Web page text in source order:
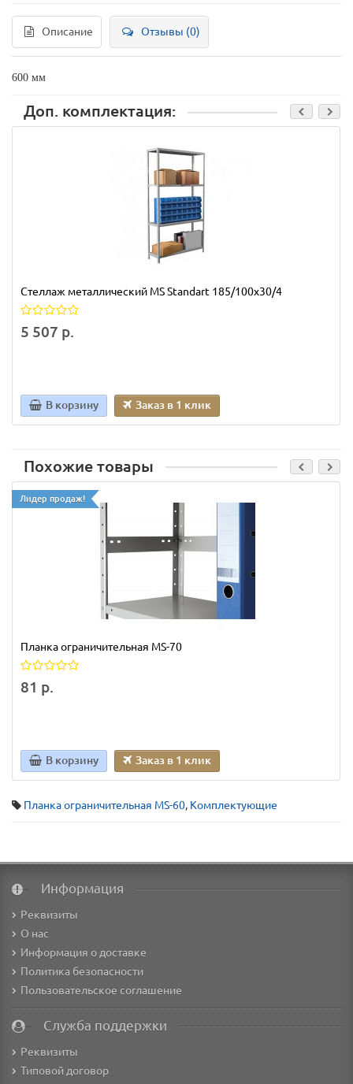
Описание Отзывы (0)
600 мм
Доп. комплектация:
Стеллаж металлический MS Standart 185/100x30/4
5 507 р.
В корзину Заказ в 1 клик
Похожие товары
Лидер продаж!
Планка ограничительная MS-70
81 р.
В корзину Заказ в 1 клик
Планка ограничительная MS-60, Комплектующие
Информация
Реквизиты
О нас
Информация о доставке
Политика безопасности
Пользовательское соглашение
Служба поддержки
Реквизиты
Типовой договор